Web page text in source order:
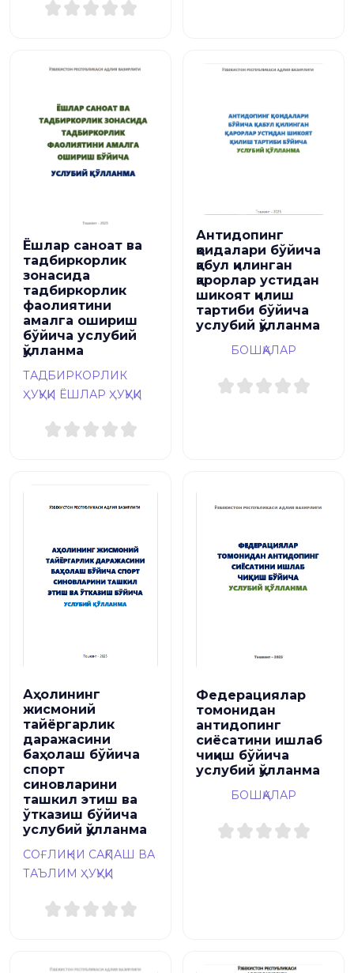
Ёшлар саноат ва
тадбиркорлик
зонасида
тадбиркорлик
фаолиятини
амалга ошириш
бўйича услубий
қўлланма
ТАДБИРКОРЛИК
ҲУҚУҚИ ЁШЛАР ҲУҚУҚИ
Антидопинг
қоидалари бўйича
қабул қилинган
қарорлар устидан
шикоят қилиш
тартиби бўйича
услубий қўлланма
БОШҚАЛАР
Аҳолининг
жисмоний
тайёргарлик
даражасини
баҳолаш бўйича
спорт
синовларини
ташкил этиш ва
ўтказиш бўйича
услубий қўлланма
СОҒЛИҚНИ САҚЛАШ ВА
ТАЪЛИМ ҲУҚУҚИ
Федерациялар
томонидан
антидопинг
сиёсатини ишлаб
чиқиш бўйича
услубий қўлланма
БОШҚАЛАР